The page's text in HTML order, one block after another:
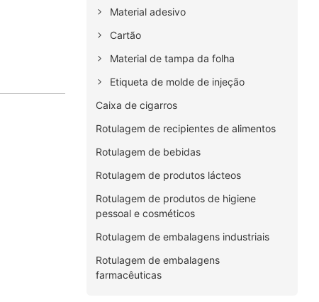
Material adesivo
Cartão
Material de tampa da folha
Etiqueta de molde de injeção
Caixa de cigarros
Rotulagem de recipientes de alimentos
Rotulagem de bebidas
Rotulagem de produtos lácteos
Rotulagem de produtos de higiene
pessoal e cosméticos
Rotulagem de embalagens industriais
Rotulagem de embalagens
farmacêuticas